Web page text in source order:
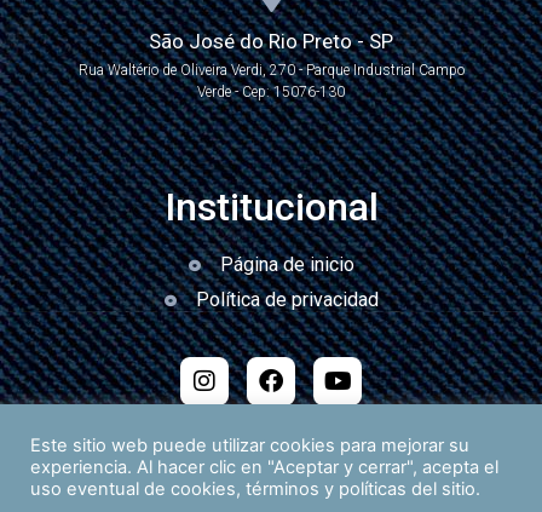
São José do Rio Preto - SP
Rua Waltério de Oliveira Verdi, 270 - Parque Industrial Campo
Verde - Cep: 15076-130
Institucional
Página de inicio
Política de privacidad
Desarrollado por
Este sitio web puede utilizar cookies para mejorar su
experiencia. Al hacer clic en "Aceptar y cerrar", acepta el
uso eventual de cookies, términos y políticas del sitio.